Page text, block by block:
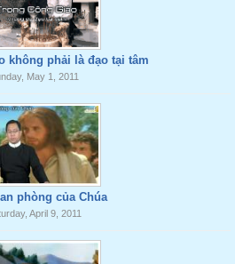
không phải là đạo tại tâm
May 1, 2011
phòng của Chúa
April 9, 2011